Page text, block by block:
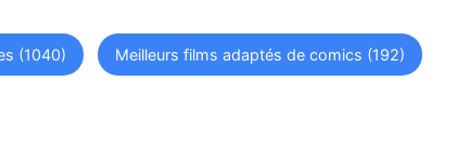
(1040) Meilleurs films adaptés de comics (192)